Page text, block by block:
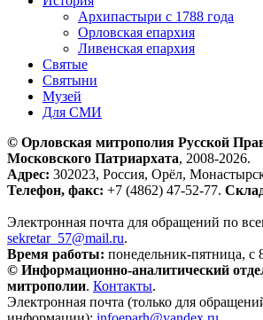
Архипастыри с 1788 года
Орловская епархия
Ливенская епархия
Святые
Святыни
Музей
Для СМИ
© Орловская митрополия Русской
Московского Патриархата, 2008-2026.
Адрес: 302023, Россия, Орёл,
Телефон, факс: +7 (4862) 47-52-77.
Электронная почта для обращений по
sekretar_57@mail.ru.
Время работы: понедельник-пятница, с
© Информационно-аналитический
митрополии. Контакты.
Электронная почта (только для